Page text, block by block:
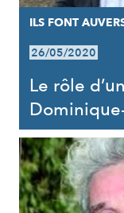
ILS FONT
26/05/2020
Le rôle